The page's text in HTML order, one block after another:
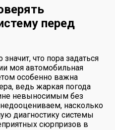
перед
что пора задаться
моя автомобильная
особенно важна
ведь жаркая погода
невыносимым без
насколько
диагностику системы
сюрпризов в